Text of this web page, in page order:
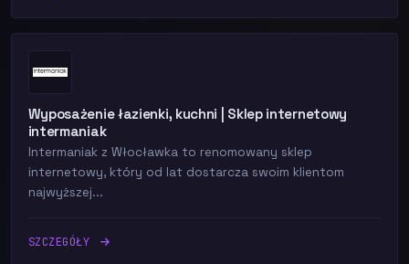
Wyposażenie łazienki, kuchni | Sklep internetowy
intermaniak
Intermaniak z Włocławka to renomowany sklep
internetowy, który od lat dostarcza swoim klientom
najwyższej...
SZCZEGÓŁY